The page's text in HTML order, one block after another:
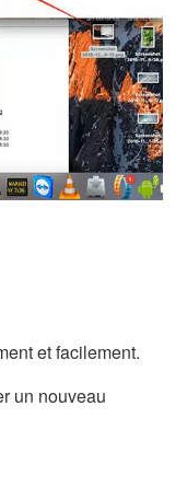
et facilement.
un nouveau